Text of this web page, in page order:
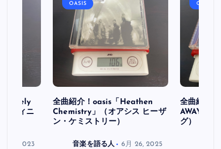
フィニ
30, 2023
OASIS
全曲紹介！oasis「Heathen
Chemistry」（オアシス ヒーザ
ン・ケミストリー）
音楽を語る人 6月 26, 2025
OASIS
全曲紹介
AWAY」
グ）